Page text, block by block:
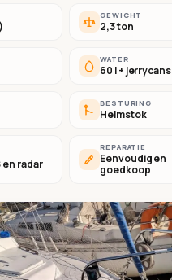
GEWICHT
2,3 ton
WATER
60 l + jerrycans
BESTURING
Helmstok
en radar
REPARATIE
Eenvoudig en
goedkoop